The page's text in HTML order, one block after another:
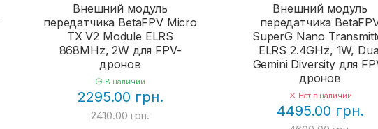
Внешний модуль
передатчика BetaFPV Micro
TX V2 Module ELRS
868MHz, 2W для FPV-
дронов
В наличии
2295.00 грн.
2410.00 грн.
Внешний модуль
передатчика
SuperG Nano
ELRS 2.4GHz, 1W,
Gemini Diversity для
дронов
Нет в наличии
4495.00 грн.